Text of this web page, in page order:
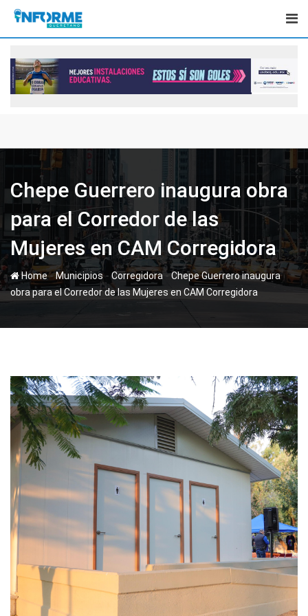
Skip
content
Chepe Guerrero inaugura obra
para el Corredor de las
Mujeres en CAM Corregidora
Home-Municipios-Corregidora -Chepe Guerrero inaugura
obra para el Corredor de las Mujeres en CAM Corregidora